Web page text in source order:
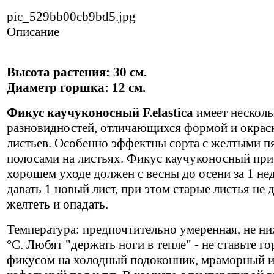
pic_529bb00cb9bd5.jpg
Описание
Высота растения: 30 см.
Диаметр горшка: 12 см.
Фикус каучуконосный F.elastica имеет
разновидностей, отличающихся формой и
листьев. Особенно эффектны сорта с желтыми
полосами на листьях. Фикус каучуконосный при
хорошем уходе должен с весны до осени за 1
давать 1 новый лист, при этом старые листья не
желтеть и опадать.
Температура: предпочтительно умеренная, не
°С. Любят "держать ноги в тепле" - не ставьте
фикусом на холодный подоконник, мраморный